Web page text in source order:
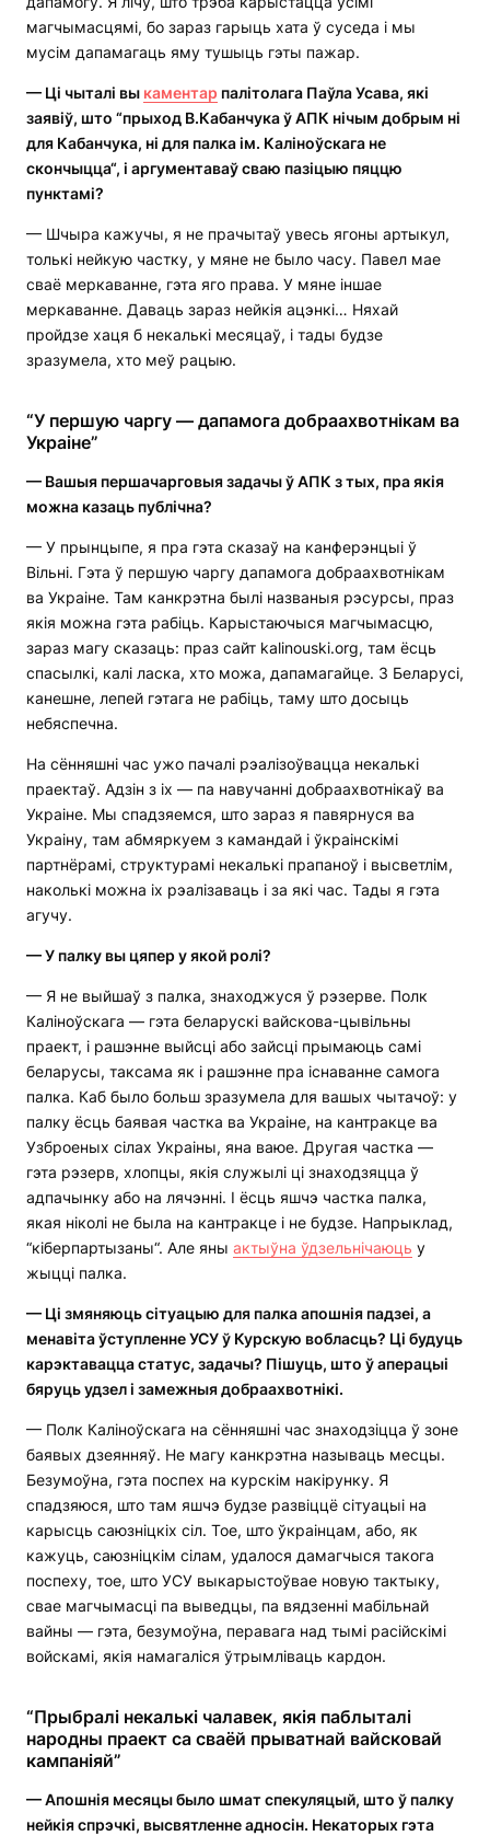
магчымасцямі, бо зараз гарыць хата ў суседа і мы
мусім дапамагаць яму тушыць гэты пажар.
— Ці чыталі вы каментар палітолага Паўла Усава, які
заявіў, што “прыход В.Кабанчука ў АПК нічым добрым ні
для Кабанчука, ні для палка ім. Каліноўскага не
скончыцца“, і аргументаваў сваю пазіцыю пяццю
пунктамі?
— Шчыра кажучы, я не прачытаў увесь ягоны артыкул,
толькі нейкую частку, у мяне не было часу. Павел мае
сваё меркаванне, гэта яго права. У мяне іншае
меркаванне. Даваць зараз нейкія ацэнкі… Няхай
пройдзе хаця б некалькі месяцаў, і тады будзе
зразумела, хто меў рацыю.
“У першую чаргу — дапамога добраахвотнікам ва
Украіне”
— Вашыя першачарговыя задачы ў АПК з тых, пра якія
можна казаць публічна?
— У прынцыпе, я пра гэта сказаў на канферэнцыі ў
Вільні. Гэта ў першую чаргу дапамога добраахвотнікам
ва Украіне. Там канкрэтна былі названыя рэсурсы, праз
якія можна гэта рабіць. Карыстаючыся магчымасцю,
зараз магу сказаць: праз сайт kalinouski.org, там ёсць
спасылкі, калі ласка, хто можа, дапамагайце. З Беларусі,
канешне, лепей гэтага не рабіць, таму што досыць
небяспечна.
На сённяшні час ужо пачалі рэалізоўвацца некалькі
праектаў. Адзін з іх — па навучанні добраахвотнікаў ва
Украіне. Мы спадзяемся, што зараз я павярнуся ва
Украіну, там абмяркуем з камандай і ўкраінскімі
партнёрамі, структурамі некалькі прапаноў і высветлім,
наколькі можна іх рэалізаваць і за які час. Тады я гэта
агучу.
—У палку вы цяпер у якой ролі?
— Я не выйшаў з палка, знаходжуся ў рэзерве. Полк
Каліноўскага — гэта беларускі вайскова-цывільны
праект, і рашэнне выйсці або зайсці прымаюць самі
беларусы, таксама як і рашэнне пра існаванне самога
палка. Каб было больш зразумела для вашых чытачоў: у
палку ёсць баявая частка ва Украіне, на кантракце ва
Узброеных сілах Украіны, яна ваюе. Другая частка —
гэта рэзерв, хлопцы, якія служылі ці знаходзяцца ў
адпачынку або на лячэнні. І ёсць яшчэ частка палка,
якая ніколі не была на кантракце і не будзе. Напрыклад,
“кіберпартызаны“. Але яны актыўна ўдзельнічаюць у
жыцці палка.
— Ці змяняюць сітуацыю для палка апошнія падзеі, а
менавіта ўступленне УСУ ў Курскую вобласць? Ці будуць
карэктавацца статус, задачы? Пішуць, што ў аперацыі
бяруць удзел і замежныя добраахвотнікі.
— Полк Каліноўскага на сённяшні час знаходзіцца ў зоне
баявых дзеянняў. Не магу канкрэтна называць месцы.
Безумоўна, гэта поспех на курскім накірунку. Я
спадзяюся, што там яшчэ будзе развіццё сітуацыі на
карысць саюзніцкіх сіл. Тое, што ўкраінцам, або, як
кажуць, саюзніцкім сілам, удалося дамагчыся такога
поспеху, тое, што УСУ выкарыстоўвае новую тактыку,
свае магчымасці па выведцы, па вядзенні мабільнай
вайны — гэта, безумоўна, перавага над тымі расійскімі
войскамі, якія намагаліся ўтрымліваць кардон.
“Прыбралі некалькі чалавек, якія паблыталі
народны праект са сваёй прыватнай вайсковай
кампаніяй”
— Апошнія месяцы было шмат спекуляцый, што ў палку
нейкія спрэчкі, высвятленне адносін. Некаторых гэта